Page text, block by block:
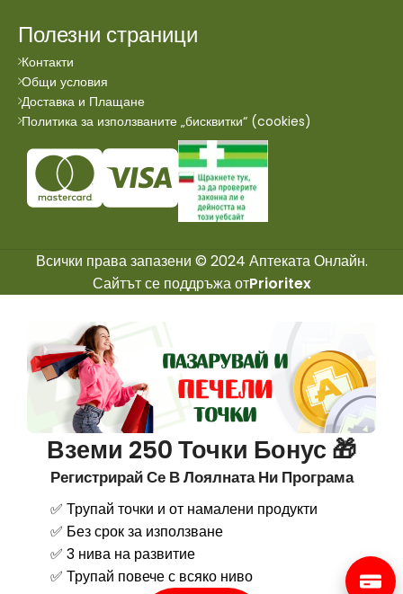
Полезни страници
Контакти
Общи условия
Доставка и Плащане
Политика за използваните „бисквитки“ (cookies)
Всички права запазени © 2024 Аптеката Онлайн.
Сайтът се поддръжа отPrioritex
Вземи 250 Точки Бонус 🎁
Регистрирай Се В Лоялната Ни Програма
✅ Трупай точки и от намалени продукти
✅ Без срок за използване
✅ 3 нива на развитие
✅ Трупай повече с всяко ниво